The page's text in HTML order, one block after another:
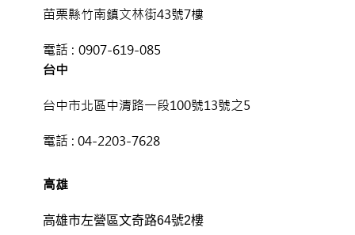
苗栗縣竹南鎮文林街43號7樓
電話 :0907-619-085
台中
台中市北區中清路一段100號13號之5
電話 :04-2203-7628
高雄
高雄市左營區文奇路64號2樓